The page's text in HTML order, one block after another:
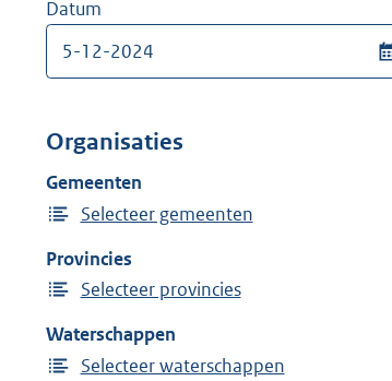
Datum
Organisaties
Gemeenten
Selecteer gemeenten
Provincies
Selecteer provincies
Waterschappen
Selecteer waterschappen